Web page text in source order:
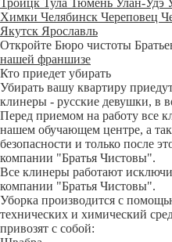
Троицк Тула Тюмень Улан-Удэ
Химки Челябинск Череповец
Якутск Ярославль
Откройте Бюро чистоты
нашей франшизе
Кто приедет убирать
Убирать вашу квартиру
клинеры - русские девушки, в
Перед приемом на работу все
нашем обучающем центре, а
безопасности и только после
компании "Братья Чистовы".
Все клинеры работают
компании "Братья Чистовы".
Уборка производится с
технических и химический
привозят с собой: